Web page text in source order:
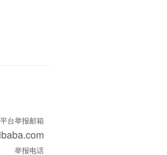
平台举报邮箱
举报电话